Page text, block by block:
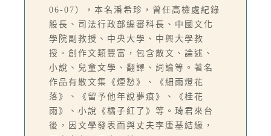
06-07），本名潘希珍，曾任高檢處紀錄
股長、司法行政部編審科長、中國文化
學院副教授、中央大學、中興大學教
授。創作文類豐富，包含散文、論述、
小說、兒童文學、翻譯、詞論等。著名
作品有散文集《煙愁》、《細雨燈花
落》、《留予他年說夢痕》、《桂花
雨》、小說《橘子紅了》等。琦君來台
後，因文學發表而與丈夫李唐基結緣，